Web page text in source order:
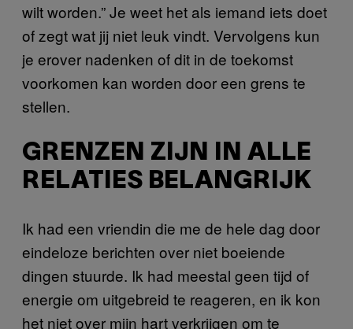
wilt worden.” Je weet het als iemand iets doet
of zegt wat jij niet leuk vindt. Vervolgens kun
je erover nadenken of dit in de toekomst
voorkomen kan worden door een grens te
stellen.
GRENZEN ZIJN IN ALLE
RELATIES BELANGRIJK
Ik had een vriendin die me de hele dag door
eindeloze berichten over niet boeiende
dingen stuurde. Ik had meestal geen tijd of
energie om uitgebreid te reageren, en ik kon
het niet over mijn hart verkrijgen om te